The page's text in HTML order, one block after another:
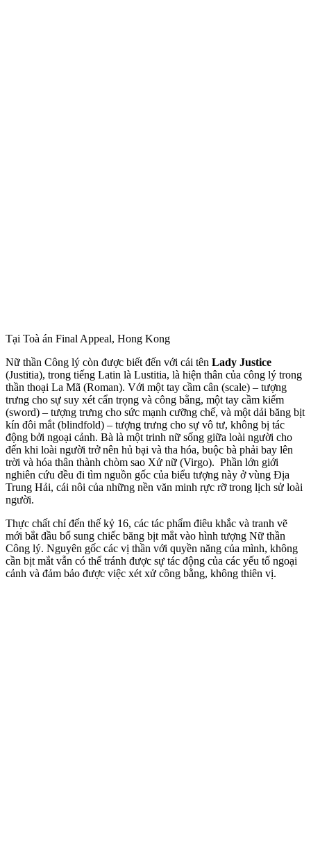
Tại Toà án Final Appeal, Hong Kong
Nữ thần Công lý còn được biết đến với cái tên Lady Justice
(Justitia), trong tiếng Latin là Lustitia, là hiện thân của công lý trong
thần thoại La Mã (Roman). Với một tay cầm cân (scale) – tượng
trưng cho sự suy xét cẩn trọng và công bằng, một tay cầm kiếm
(sword) – tượng trưng cho sức mạnh cưỡng chế, và một dải băng bịt
kín đôi mắt (blindfold) – tượng trưng cho sự vô tư, không bị tác
động bởi ngoại cảnh. Bà là một trinh nữ sống giữa loài người cho
đến khi loài người trở nên hủ bại và tha hóa, buộc bà phải bay lên
trời và hóa thân thành chòm sao Xử nữ (Virgo). Phần lớn giới
nghiên cứu đều đi tìm nguồn gốc của biểu tượng này ở vùng Địa
Trung Hải, cái nôi của những nền văn minh rực rỡ trong lịch sử loài
người.
Thực chất chỉ đến thế kỷ 16, các tác phẩm điêu khắc và tranh vẽ
mới bắt đầu bổ sung chiếc băng bịt mắt vào hình tượng Nữ thần
Công lý. Nguyên gốc các vị thần với quyền năng của mình, không
cần bịt mắt vẫn có thể tránh được sự tác động của các yếu tố ngoại
cảnh và đảm bảo được việc xét xử công bằng, không thiên vị.